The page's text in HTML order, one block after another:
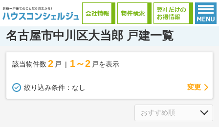
名古屋市中川区大当郎 戸建一覧
該当物件数 2 戸 1～2 戸を表示
絞り込み条件： なし 変更